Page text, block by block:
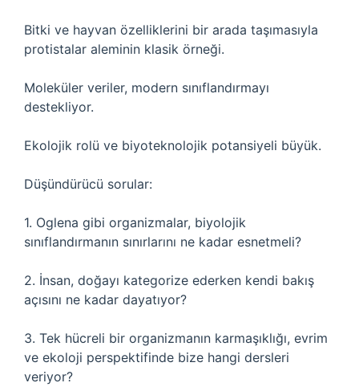
Bitki ve hayvan özelliklerini bir arada taşımasıyla
protistalar aleminin klasik örneği.
Moleküler veriler, modern sınıflandırmayı
destekliyor.
Ekolojik rolü ve biyoteknolojik potansiyeli büyük.
Düşündürücü sorular:
1. Oglena gibi organizmalar, biyolojik
sınıflandırmanın sınırlarını ne kadar esnetmeli?
2. İnsan, doğayı kategorize ederken kendi bakış
açısını ne kadar dayatıyor?
3. Tek hücreli bir organizmanın karmaşıklığı, evrim
ve ekoloji perspektifinde bize hangi dersleri
veriyor?